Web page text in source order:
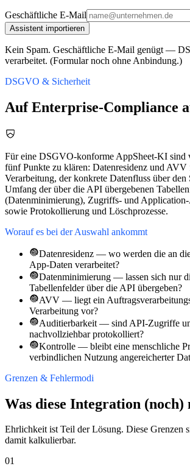
Geschäftliche E-Mail
Assistent importieren
Kein Spam. Geschäftliche E-Mail genügt —
verarbeitet. (Formular noch ohne Anbindung.)
DSGVO & Sicherheit
Auf Enterprise-Compliance
Für eine DSGVO-konforme AppSheet-KI sind
fünf Punkte zu klären: Datenresidenz und
Verarbeitung, der konkrete Datenfluss über
Umfang der über die API übergebenen
(Datenminimierung), Zugriffs- und
sowie Protokollierung und Löschprozesse.
Worauf es bei der Auswahl ankommt
Datenresidenz — wo werden die an
App-Daten verarbeitet?
Datenminimierung — lassen sich nur
Tabellenfelder über die API übergeben?
AVV — liegt ein
Verarbeitung vor?
Auditierbarkeit — sind API-Zugriffe
nachvollziehbar protokolliert?
Kontrolle — bleibt eine menschliche
verbindlichen Nutzung angereicherter
Grenzen & Fehlermodi
Was diese Integration (noch)
Ehrlichkeit ist Teil der Lösung. Diese Grenzen
damit kalkulierbar.
01